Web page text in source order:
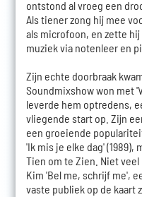
ontstond al vroeg een
Als tiener zong hij mee
als microfoon, en zette
muziek via notenleer en
Zijn echte doorbraak
Soundmixshow won met
leverde hem optredens,
vliegende start op. Zijn
een groeiende
'Ik mis je elke dag' (1989),
Tien om te Zien. Niet
Kim 'Bel me, schrijf me',
vaste publiek op de kaart